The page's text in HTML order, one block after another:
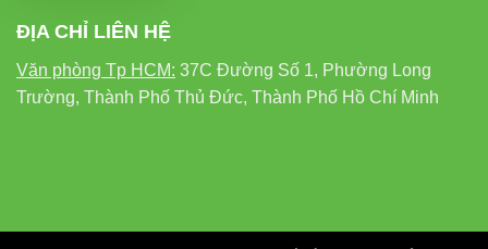
ĐỊA CHỈ LIÊN HỆ
Văn phòng Tp HCM: 37C Đường Số 1, Phường Long
Trường, Thành Phố Thủ Đức, Thành Phố Hồ Chí Minh